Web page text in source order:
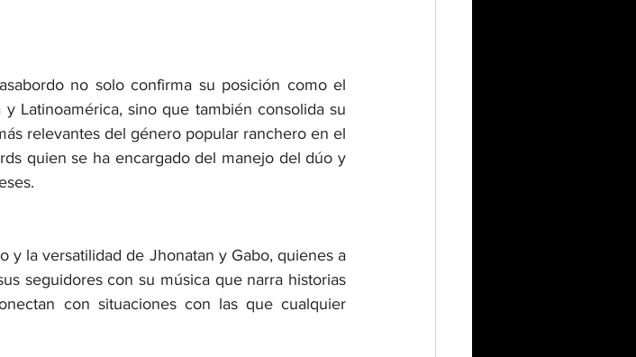
no solo confirma su posición como el
Latinoamérica, sino que también consolida su
relevantes del género popular ranchero en el
quien se ha encargado del manejo del dúo y
y la versatilidad de Jhonatan y Gabo, quienes a
seguidores con su música que narra historias
con situaciones con las que cualquier